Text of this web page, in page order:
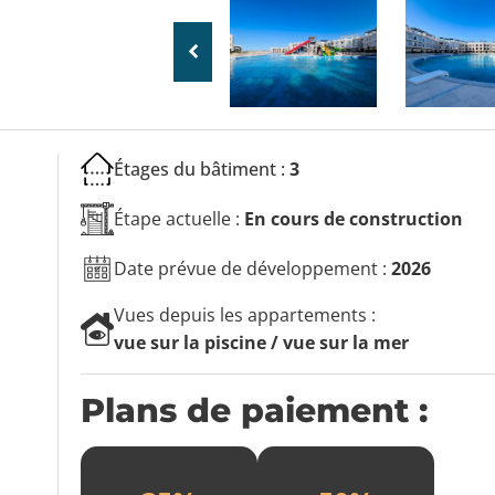
Étages du bâtiment : 3
Étape actuelle : En cours de construction
Date prévue de développement : 2026
Vues depuis les appartements :
vue sur la piscine / vue sur la mer
Plans de paiement :